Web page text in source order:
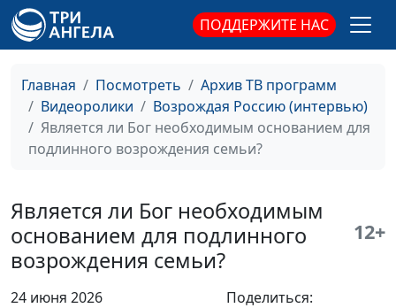
ПОДДЕРЖИТЕ НАС
Главная Посмотреть
Архив ТВ программ
Видеоролики
Возрождая Россию (интервью)
Является ли Бог необходимым основанием для
подлинного возрождения семьи?
Является ли Бог необходимым
основанием для подлинного
возрождения семьи?
12+
24 июня 2026 Поделиться:
Насколько необходимо
духовно-нравственное
Иван Сорокин,
предприниматель